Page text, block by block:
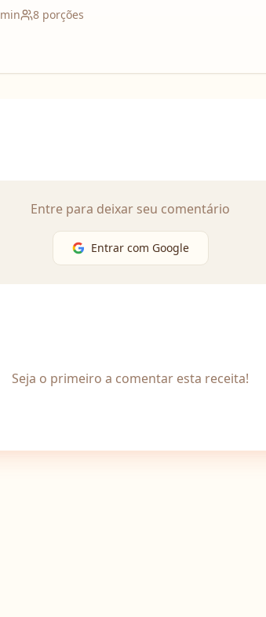
min 8 porções
Entre para deixar seu comentário
Entrar com Google
Seja o primeiro a comentar esta receita!